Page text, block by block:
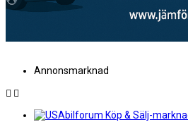
Annonsmarknad